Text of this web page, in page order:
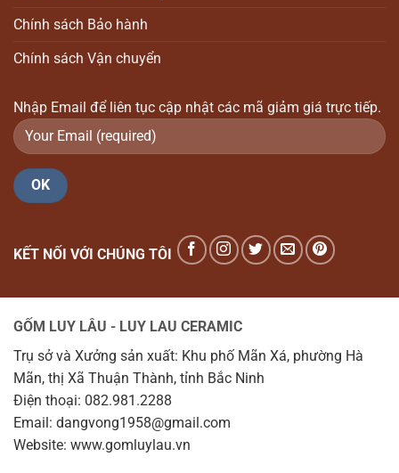
Chính sách Bảo hành
Chính sách Vận chuyển
Nhập Email để liên tục cập nhật các mã giảm giá trực tiếp.
KẾT NỐI VỚI CHÚNG TÔI
GỐM LUY LÂU - LUY LAU CERAMIC
Trụ sở và Xưởng sản xuất: Khu phố Mãn Xá, phường Hà
Mãn, thị Xã Thuận Thành, tỉnh Bắc Ninh
Điện thoại: 082.981.2288
Email: dangvong1958@gmail.com
Website: www.gomluylau.vn